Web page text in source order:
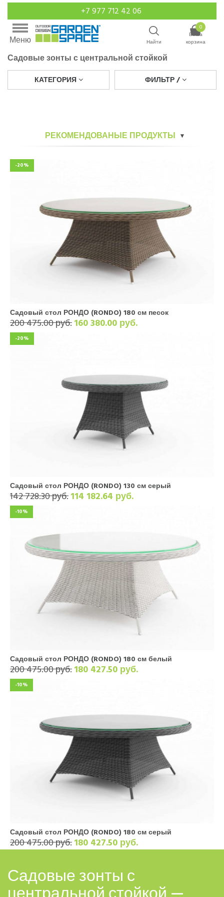
+7 977 712 42 06
Меню Найти
0
Ваша
корзина
Садовые зонты с центральной стойкой
КАТЕГОРИЯ ФИЛЬТР /
РЕКОМЕНДОВАНЫЕ ПРОДУКТЫ
-20%
Садовый стол РОНДО (RONDO) 180 см песок
200 475.00 руб.160 380.00 руб.
-20%
Садовый стол РОНДО (RONDO) 130 см серый
142 728.30 руб.114 182.64 руб.
-10%
Садовый стол РОНДО (RONDO) 180 см белый
200 475.00 руб.180 427.50 руб.
-10%
Садовый стол РОНДО (RONDO) 180 см серый
200 475.00 руб.180 427.50 руб.
Садовые зонты с